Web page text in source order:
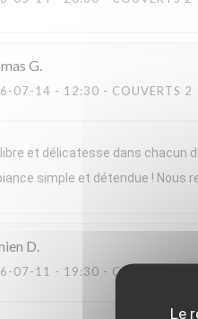
Le
G
07-14 - 12:30 - COUVERTS 2
et délicatesse dans chacun
simple et détendue ! Nous
D
07-11 - 19:30 - COUVERTS 2